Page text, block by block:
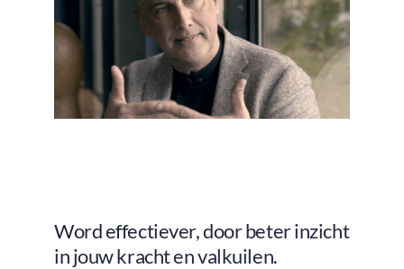
Word effectiever, door beter inzicht
in jouw kracht en valkuilen.